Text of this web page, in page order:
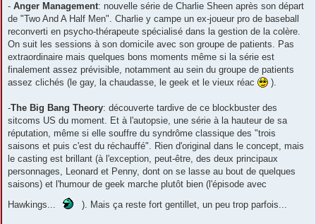
- Anger Management: nouvelle série de Charlie Sheen après son départ
de "Two And A Half Men". Charlie y campe un ex-joueur pro de baseball
reconverti en psycho-thérapeute spécialisé dans la gestion de la colère.
On suit les sessions à son domicile avec son groupe de patients. Pas
extraordinaire mais quelques bons moments même si la série est
finalement assez prévisible, notamment au sein du groupe de patients
assez clichés (le gay, la chaudasse, le geek et le vieux réac
).
-The Big Bang Theory: découverte tardive de ce blockbuster des
sitcoms US du moment. Et à l'autopsie, une série à la hauteur de sa
réputation, même si elle souffre du syndrôme classique des "trois
saisons et puis c'est du réchauffé". Rien d'original dans le concept, mais
le casting est brillant (à l'exception, peut-être, des deux principaux
personnages, Leonard et Penny, dont on se lasse au bout de quelques
saisons) et l'humour de geek marche plutôt bien (l'épisode avec
Hawkings...
). Mais ça reste fort gentillet, un peu trop parfois...